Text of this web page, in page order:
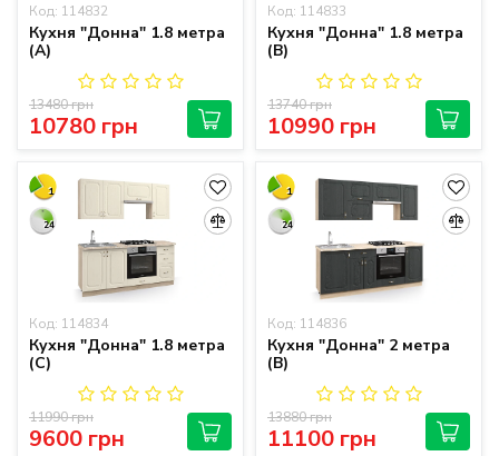
Код: 114832
Кухня "Донна" 1.8 метра
(A)
10780 грн
13480 грн
Код: 114833
Кухня "Донна" 1.8 метра
(B)
10990 грн
13740 грн
1
24
Код: 114834
Кухня "Донна" 1.8 метра
(C)
9600 грн
11990 грн
1
24
Код: 114836
Кухня "Донна" 2 метра
(B)
11100 грн
13880 грн